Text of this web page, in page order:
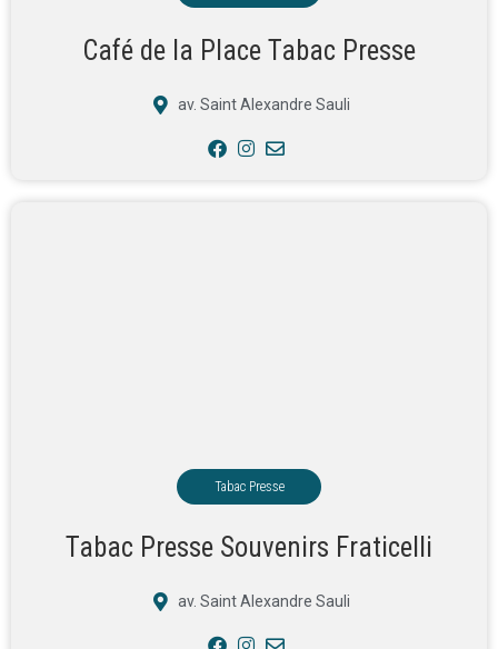
Café de la Place Tabac Presse
av. Saint Alexandre Sauli
Tabac Presse
Tabac Presse Souvenirs Fraticelli
av. Saint Alexandre Sauli